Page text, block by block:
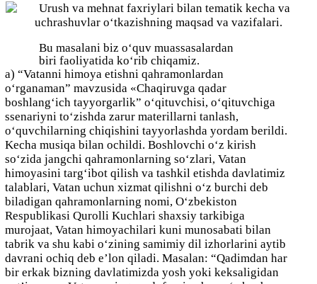
Bu masalani biz o‘quv muassasalardan
biri faoliyatida ko‘rib chiqamiz.
a) “Vatanni himoya etishni qahramonlardan
o‘rganaman” mavzusida «Chaqiruvga qadar
boshlang‘ich tayyorgarlik” o‘qituvchisi, o‘qituvchiga
ssenariyni to‘zishda zarur materillarni tanlash,
o‘quvchilarning chiqishini tayyorlashda yordam berildi.
Kecha musiqa bilan ochildi. Boshlovchi o‘z kirish
so‘zida jangchi qahramonlarning so‘zlari, Vatan
himoyasini targ‘ibot qilish va tashkil etishda davlatimiz
talablari, Vatan uchun xizmat qilishni o‘z burchi deb
biladigan qahramonlarning nomi, O‘zbekiston
Respublikasi Qurolli Kuchlari shaxsiy tarkibiga
murojaat, Vatan himoyachilari kuni munosabati bilan
tabrik va shu kabi o‘zining samimiy dil izhorlarini aytib
davrani ochiq deb e’lon qiladi. Masalan: “Qadimdan har
bir erkak bizning davlatimizda yosh yoki keksaligidan